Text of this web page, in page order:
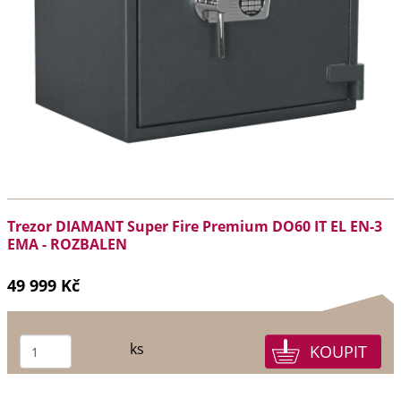
Trezor DIAMANT Super Fire Premium DO60 IT EL EN-3
EMA - ROZBALEN
49 999 Kč
ks